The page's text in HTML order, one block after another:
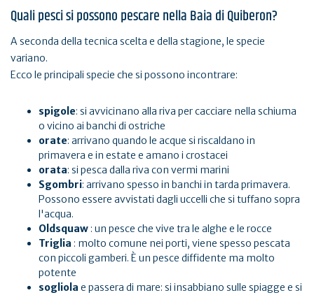
Quali pesci si possono pescare nella Baia di Quiberon?
A seconda della tecnica scelta e della stagione, le specie
variano.
Ecco le principali specie che si possono incontrare:
spigole: si avvicinano alla riva per cacciare nella schiuma
o vicino ai banchi di ostriche
orate: arrivano quando le acque si riscaldano in
primavera e in estate e amano i crostacei
orata: si pesca dalla riva con vermi marini
Sgombri: arrivano spesso in banchi in tarda primavera.
Possono essere avvistati dagli uccelli che si tuffano sopra
l'acqua.
Oldsquaw : un pesce che vive tra le alghe e le rocce
Triglia : molto comune nei porti, viene spesso pescata
con piccoli gamberi. È un pesce diffidente ma molto
potente
sogliola e passera di mare: si insabbiano sulle spiagge e si